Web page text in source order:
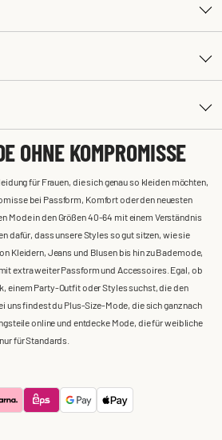
OHNE KOMPROMISSE
für Frauen, die sich genau so kleiden möchten,
bei Passform, Komfort oder den neuesten
Mode in den Größen 40-64 mit einem Verständnis
dafür, dass unsere Styles so gut sitzen, wie sie
Kleidern, Jeans und Blusen bis hin zu Bademode,
extra weiter Passform und Accessoires. Egal, ob
einem Party-Outfit oder Styles suchst, die den
uns findest du Plus-Size-Mode, die sich ganz nach
online und entdecke Mode, die für weibliche
für Standards.